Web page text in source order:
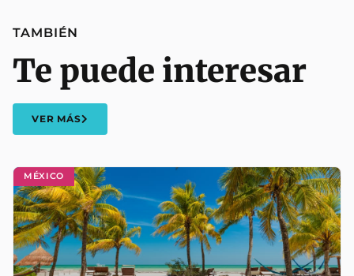
MÉXICO
TAMBIÉN
Te puede interesar
VER MÁS